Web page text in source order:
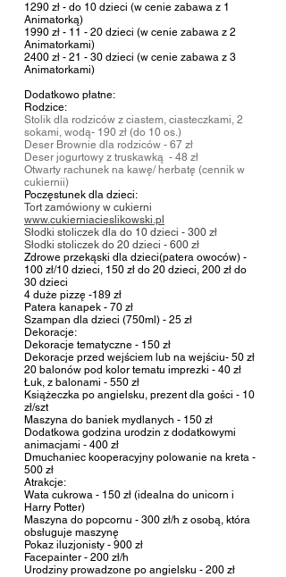
1290 zł - do 10 dzieci (w cenie zabawa z 1
Animatorką)
1990 zł - 11 - 20 dzieci (w cenie zabawa z 2
Animatorkami)
2400 zł - 21 - 30 dzieci (w cenie zabawa z 3
Animatorkami)
Dodatkowo płatne:
Rodzice:
Stolik dla rodziców z ciastem, ciasteczkami, 2
sokami, wodą- 190 zł (do 10 os.)
Deser Brownie dla rodziców - 67 zł
Deser jogurtowy z truskawką - 48 zł
Otwarty rachunek na kawę/ herbatę (cennik w
cukiernii)
Poczęstunek dla dzieci:
Tort zamówiony w cukierni
www.cukierniacieslikowski.pl
Słodki stoliczek dla do 10 dzieci - 300 zł
Słodki stoliczek do 20 dzieci - 600 zł
Zdrowe przekąski dla dzieci(patera owoców) -
100 zł/10 dzieci, 150 zł do 20 dzieci, 200 zł do
30 dzieci
4 duże pizzę -189 zł
Patera kanapek - 70 zł
Szampan dla dzieci (750ml) - 25 zł
Dekoracje:
Dekoracje tematyczne - 150 zł
Dekoracje przed wejściem lub na wejściu- 50 zł
20 balonów pod kolor tematu imprezki - 40 zł
Łuk, z balonami - 550 zł
Książeczka po angielsku, prezent dla gości - 10
zł/szt
Maszyna do baniek mydlanych - 150 zł
Dodatkowa godzina urodzin z dodatkowymi
animacjami - 400 zł
Dmuchaniec kooperacyjny polowanie na kreta -
500 zł
Atrakcje:
Wata cukrowa - 150 zł (idealna do unicorn i
Harry Potter)
Maszyna do popcornu - 300 zł/h z osobą, która
obsługuje maszynę
Pokaz iluzjonisty - 900 zł
Facepainter - 200 zł/h
Urodziny prowadzone po angielsku - 200 zł